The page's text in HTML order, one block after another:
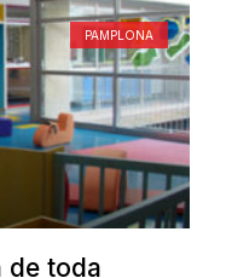
PAMPLONA
de toda